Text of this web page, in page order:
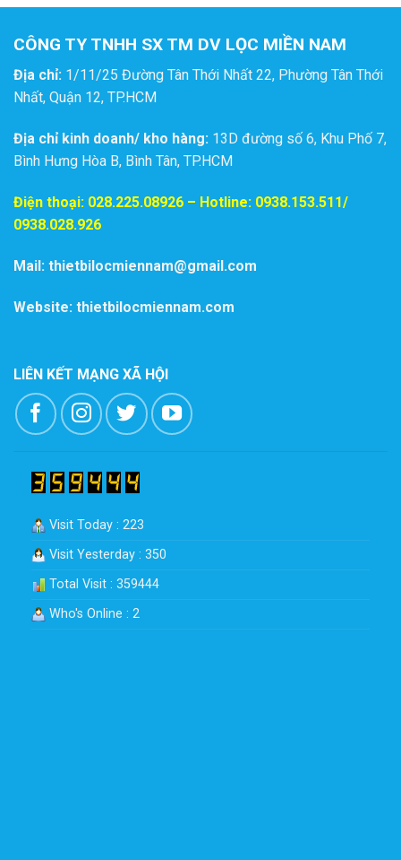
CÔNG TY TNHH SX TM DV LỌC MIỀN NAM
Địa chỉ: 1/11/25 Đường Tân Thới Nhất 22, Phường Tân Thới
Nhất, Quận 12, TP.HCM
Địa chỉ kinh doanh/ kho hàng: 13D đường số 6, Khu Phố 7,
Bình Hưng Hòa B, Bình Tân, TP.HCM
Điện thoại: 028.225.08926 – Hotline: 0938.153.511/
0938.028.926
Mail: thietbilocmiennam@gmail.com
Website: thietbilocmiennam.com
LIÊN KẾT MẠNG XÃ HỘI
Visit Today : 223
Visit Yesterday : 350
Total Visit : 359444
Who's Online : 2